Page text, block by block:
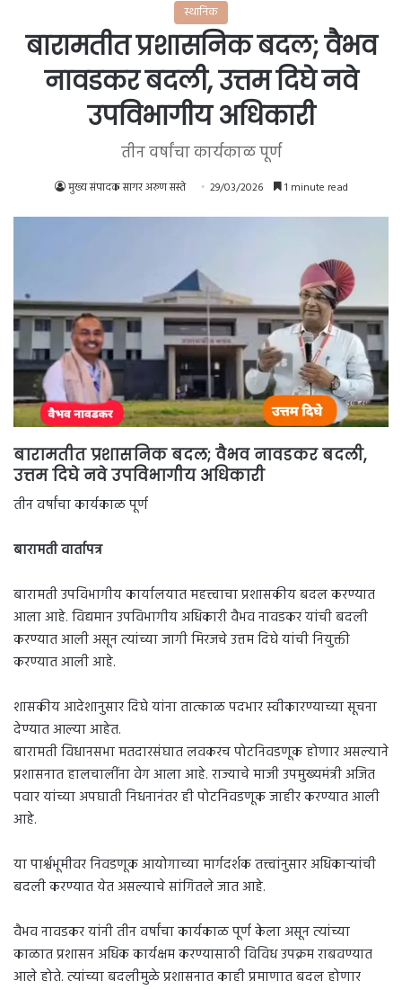
स्थानिक
बारामतीत प्रशासनिक बदल; वैभव
नावडकर बदली, उत्तम दिघे नवे
उपविभागीय अधिकारी
तीन वर्षांचा कार्यकाळ पूर्ण
मुख्य संपादक सागर अरुण सस्ते 29/03/2026 1 minute read
बारामतीत प्रशासनिक बदल; वैभव नावडकर बदली,
उत्तम दिघे नवे उपविभागीय अधिकारी
तीन वर्षांचा कार्यकाळ पूर्ण
बारामती वार्तापत्र
बारामती उपविभागीय कार्यालयात महत्त्वाचा प्रशासकीय बदल करण्यात
आला आहे. विद्यमान उपविभागीय अधिकारी वैभव नावडकर यांची बदली
करण्यात आली असून त्यांच्या जागी मिरजचे उत्तम दिघे यांची नियुक्ती
करण्यात आली आहे.
शासकीय आदेशानुसार दिघे यांना तात्काळ पदभार स्वीकारण्याच्या सूचना
देण्यात आल्या आहेत.
बारामती विधानसभा मतदारसंघात लवकरच पोटनिवडणूक होणार असल्याने
प्रशासनात हालचालींना वेग आला आहे. राज्याचे माजी उपमुख्यमंत्री अजित
पवार यांच्या अपघाती निधनानंतर ही पोटनिवडणूक जाहीर करण्यात आली
आहे.
या पार्श्वभूमीवर निवडणूक आयोगाच्या मार्गदर्शक तत्त्वांनुसार अधिकाऱ्यांची
बदली करण्यात येत असल्याचे सांगितले जात आहे.
वैभव नावडकर यांनी तीन वर्षांचा कार्यकाळ पूर्ण केला असून त्यांच्या
काळात प्रशासन अधिक कार्यक्षम करण्यासाठी विविध उपक्रम राबवण्यात
आले होते. त्यांच्या बदलीमुळे प्रशासनात काही प्रमाणात बदल होणार